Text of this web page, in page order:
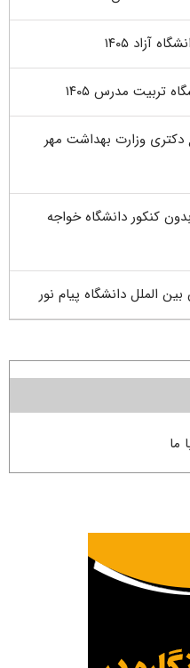
آزاد ۱۴۰۵
تربیت مدرس ۱۴۰۵
دکتری وزارت بهداشت مهر
کنکور دانشگاه خواجه
الملل دانشگاه پیام نور
ما